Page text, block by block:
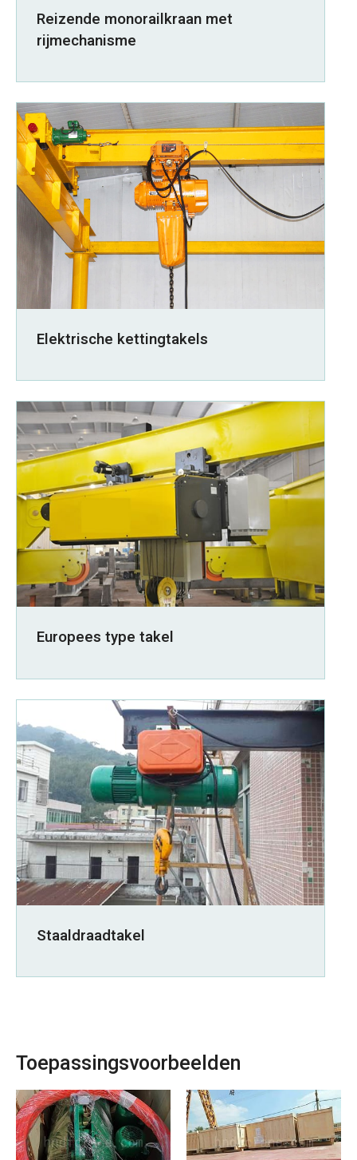
Reizende monorailkraan met
rijmechanisme
Elektrische kettingtakels
Europees type takel
Staaldraadtakel
Toepassingsvoorbeelden